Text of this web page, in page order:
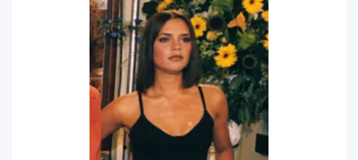
Michael Jackson y la canción perdida
sobre Palestina que vuelve a generar
debate en redes
Lady Gaga sorprende con “Mayhem
Requiem”: una versión oscura y
revolucionaria que marca el cierre de su